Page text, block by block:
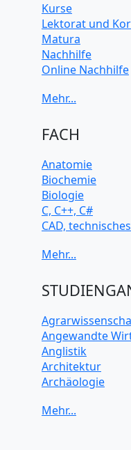
Kurse
Lektorat und
Matura
Nachhilfe
Online Nachhilfe
FACH
Anatomie
Biochemie
Biologie
C, C++, C#
CAD,
Elektrotechnik
Java
JavaScript
Künstliche
Latein
Makroökonomie
Mechanik
Angewandte
Anglistik
Architektur
Archäologie
Biochemie